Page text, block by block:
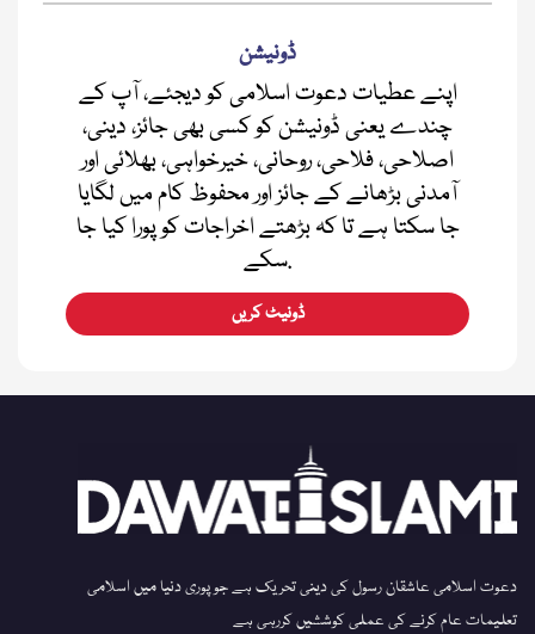
ڈونیشن
اپنے عطیات دعوت اسلامی کو دیجئے، آپ کے
چندے یعنی ڈونیشن کو کسی بھی جائز، دینی،
اصلاحی، فلاحی، روحانی، خیرخواہی، بھلائی اور
آمدنی بڑھانے کے جائز اور محفوظ کام میں لگایا
جا سکتا ہے تا کہ بڑھتے اخراجات کو پورا کیا جا
سکے.
ڈونیٹ کریں
دعوت اسلامی عاشقان رسول کی دینی تحریک ہے جو پوری دنیا میں اسلامی
تعلیمات عام کرنے کی عملی کوششیں کررہی ہے